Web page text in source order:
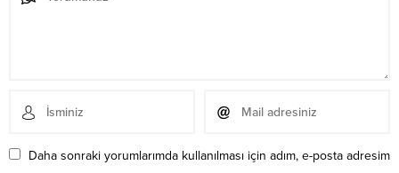
Daha sonraki yorumlarımda kullanılması için adım, e-posta adresim